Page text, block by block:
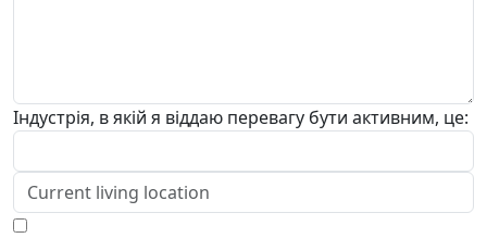
Індустрія, в якій я віддаю перевагу бути активним, це: